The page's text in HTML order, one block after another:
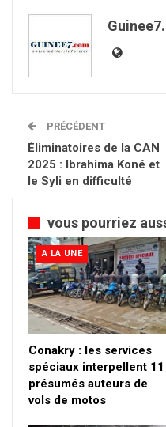
PRÉCÉDENT
Éliminatoires de la CAN
2025 : Ibrahima Koné et
le Syli en difficulté
vous pourriez
A LA UNE
Conakry : les services
spéciaux interpellent 11
présumés auteurs de
vols de motos